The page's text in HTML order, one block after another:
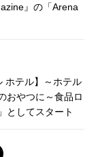
』の「Arena
ホテル】～ホテル
おやつに～食品ロ
としてスタート